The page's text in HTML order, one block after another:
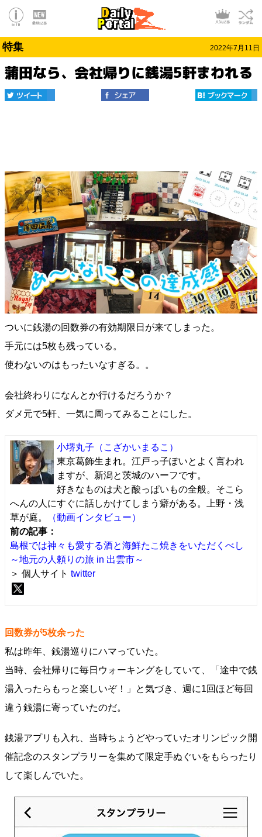
特集 2022年7月11日
蒲田なら、会社帰りに銭湯5軒まわれる
ついに銭湯の回数券の有効期限日が来てしまった。
手元には5枚も残っている。
使わないのはもったいなすぎる。。
会社終わりになんとか行けるだろうか？
ダメ元で5軒、一気に周ってみることにした。
小堺丸子 （こざかいまるこ）
東京葛飾生まれ。江戸っ子ぽいとよく言われ
ますが、新潟と茨城のハーフです。
好きなものは犬と酸っぱいもの全般。そこら
へんの人にすぐに話しかけてしまう癖がある。上野・浅
草が庭。
（動画インタビュー）
前の記事：
島根では神々も愛する酒と海鮮たこ焼きをいただくべし
～地元の人頼りの旅 in 出雲市～
＞ 個人サイト twitter
回数券が5枚余った
私は昨年、銭湯巡りにハマっていた。
当時、会社帰りに毎日ウォーキングをしていて、「途中で銭
湯入ったらもっと楽しいぞ！」と気づき、週に1回ほど毎回
違う銭湯に寄っていたのだ。
銭湯アプリも入れ、当時ちょうどやっていたオリンピック開
催記念のスタンプラリーを集めて限定手ぬぐいをもらったり
して楽しんでいた。